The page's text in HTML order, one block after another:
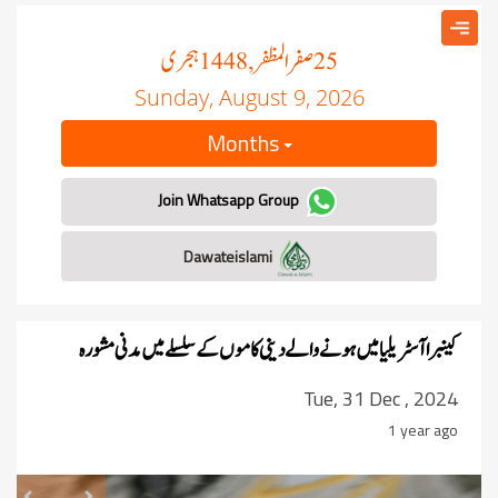
25صفر المظفر, 1448 ہجری
Sunday, August 9, 2026
Months
Join Whatsapp Group
کینبراآسٹریلیا میں ہونے والے دینی کاموں کے سلسلے میں مدنی مشورہ
Tue, 31 Dec , 2024
1 year ago
Next